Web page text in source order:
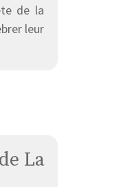
de la
leur
La